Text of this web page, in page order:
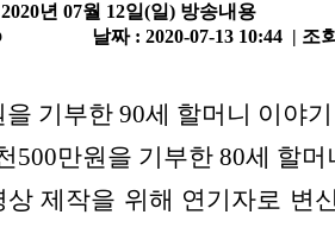
2020년 07월 12일(일) 방송내용
날짜 : 2020-07-13 10:44 | 조
기부한 90세 할머니 이야기
500만원을 기부한 80세 할
제작을 위해 연기자로 변